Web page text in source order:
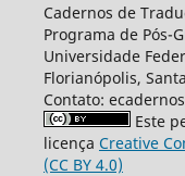
Cadernos de
Programa de Pós-
Universidade
Florianópolis,
Contato:
Este
licença Creative
(CC BY 4.0)